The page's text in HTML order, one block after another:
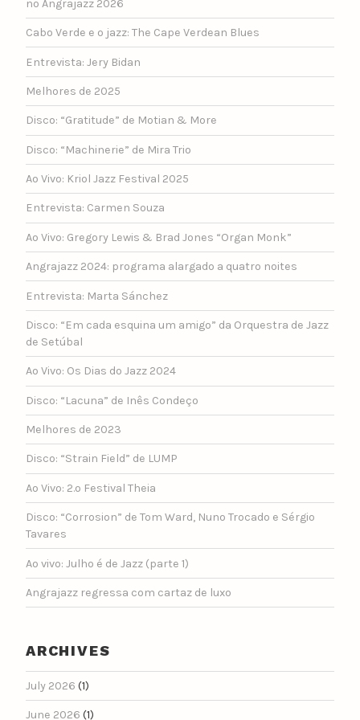
no Angrajazz 2026
Cabo Verde e o jazz: The Cape Verdean Blues
Entrevista: Jery Bidan
Melhores de 2025
Disco: “Gratitude” de Motian & More
Disco: “Machinerie” de Mira Trio
Ao Vivo: Kriol Jazz Festival 2025
Entrevista: Carmen Souza
Ao Vivo: Gregory Lewis & Brad Jones “Organ Monk”
Angrajazz 2024: programa alargado a quatro noites
Entrevista: Marta Sánchez
Disco: “Em cada esquina um amigo” da Orquestra de Jazz
de Setúbal
Ao Vivo: Os Dias do Jazz 2024
Disco: “Lacuna” de Inês Condeço
Melhores de 2023
Disco: “Strain Field” de LUMP
Ao Vivo: 2.º Festival Theia
Disco: “Corrosion” de Tom Ward, Nuno Trocado e Sérgio
Tavares
Ao vivo: Julho é de Jazz (parte 1)
Angrajazz regressa com cartaz de luxo
ARCHIVES
July 2026 (1)
June 2026 (1)